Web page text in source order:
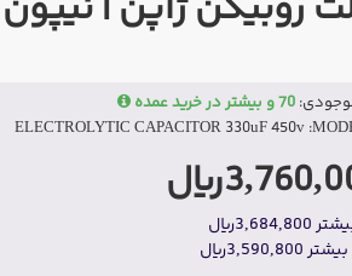
70 و بیشتر در خرید عمده
ELECTROLYTIC CAPACITOR 330uF 450v